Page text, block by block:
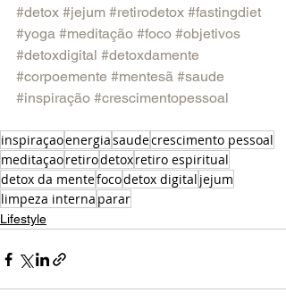
#detox #jejum #retirodetox #fastingdiet
#yoga #meditação #foco #objetivos
#detoxdigital #detoxdamente
#corpoemente #mentesã #saude
#inspiração #crescimentopessoal
inspiraçaoenergiasaudecrescimento pessoal
meditaçaoretirodetoxretiro espiritual
detox da mentefocodetox digital jejum
limpeza interna parar
Lifestyle